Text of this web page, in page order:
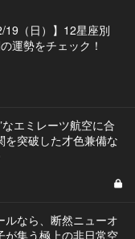
19（日）】12星座別
運勢をチェック！
なエミレーツ航空に合
突破した才色兼備な
ルなら、断然ニューオ
が集う極上の非日常空